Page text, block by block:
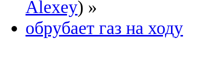
Alexey) »
обрубает газ на ходу